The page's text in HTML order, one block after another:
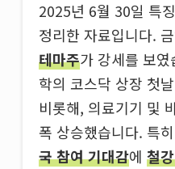
2025년 6월 30일 특
정리한 자료입니다.
테마주가 강세를 보
학의 코스닥 상장 첫
비롯해, 의료기기 및
폭 상승했습니다. 특히
국 참여 기대감에 철